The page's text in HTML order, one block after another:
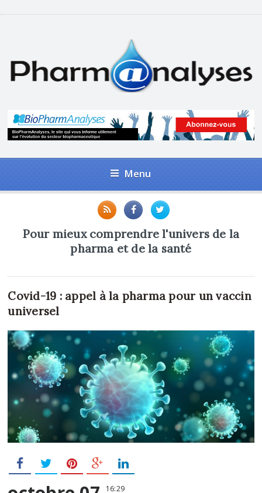
Menu
Pour mieux comprendre l'univers de la
pharma et de la santé
Covid-19 : appel à la pharma pour un vaccin
universel
16:29